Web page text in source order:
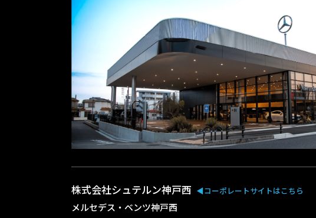
株式会社シュテルン神戸西 ◀︎コーポレートサイトはこちら
メルセデス・ベンツ神戸西